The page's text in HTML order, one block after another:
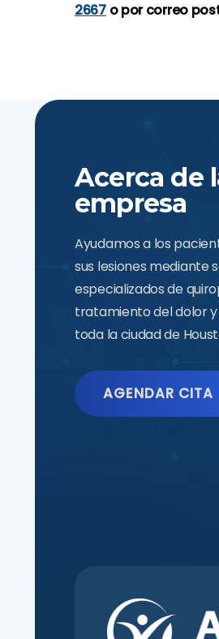
2667o por correo
Acerca de
empresa
Ayudamos a los
sus lesiones mediante
especializados de
tratamiento del dolor
toda la ciudad de
AGENDAR CITA